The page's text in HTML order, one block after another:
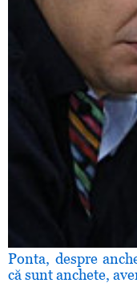
Ponta, despre
că sunt anchete,